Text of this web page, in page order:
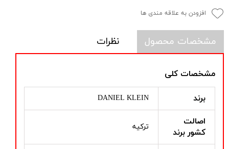
افزودن به علاقه مندی ها
مشخصات محصول نظرات
مشخصات کلی
برند DANIEL KLEIN
اصالت
کشور برند
ترکیه